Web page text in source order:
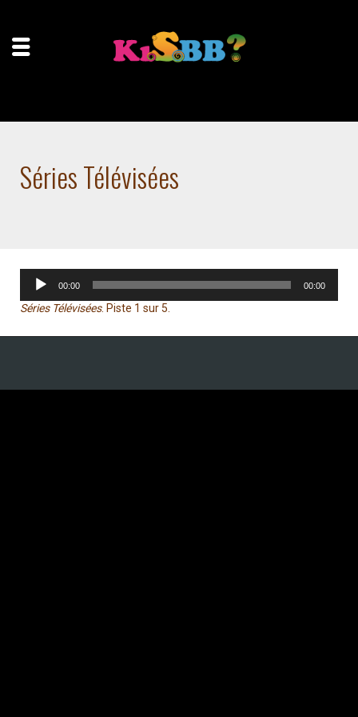
Séries Télévisées
Lecteur
audio
00:00 00:00
Séries Télévisées. Piste 1 sur 5.